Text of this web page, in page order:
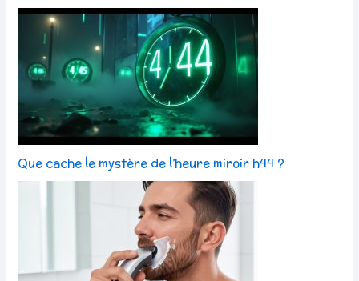
Que cache le mystère de l’heure miroir h44 ?